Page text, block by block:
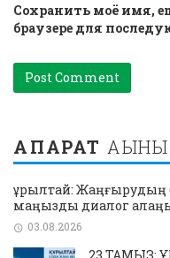
Сохранить моё имя,
браузере для
АҚПАРАТ АҒЫНЫ
Құрылтай:
маңызды диалог
03.08.2026